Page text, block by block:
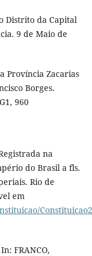
Distrito da Capital
9 de Maio de
Província Zacarias
Borges.
960
na
do Brasil a fls.
Rio de
em
FRANCO,